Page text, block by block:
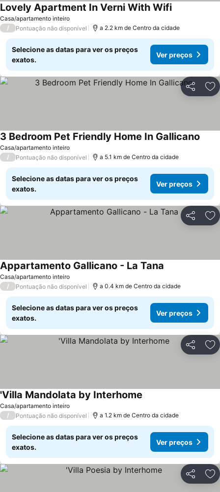
Casa/apartamento inteiro
Lovely Apartment In Verni With Wifi
/ Pontuação não disponível a 2.2 km de Centro da cidade
Selecione as datas para ver os preços
exatos.
Ver preços
Partilhar
Casa/apartamento inteiro
3 Bedroom Pet Friendly Home In Gallicano
/ Pontuação não disponível a 5.1 km de Centro da cidade
Selecione as datas para ver os preços
exatos.
Ver preços
Partilhar
Casa/apartamento inteiro
Appartamento Gallicano - La Tana
/ Pontuação não disponível a 0.4 km de Centro da cidade
Selecione as datas para ver os preços
exatos.
Ver preços
Partilhar
Casa/apartamento inteiro
'Villa Mandolata by Interhome
/ Pontuação não disponível a 1.2 km de Centro da cidade
Selecione as datas para ver os preços
exatos.
Ver preços
Partilhar